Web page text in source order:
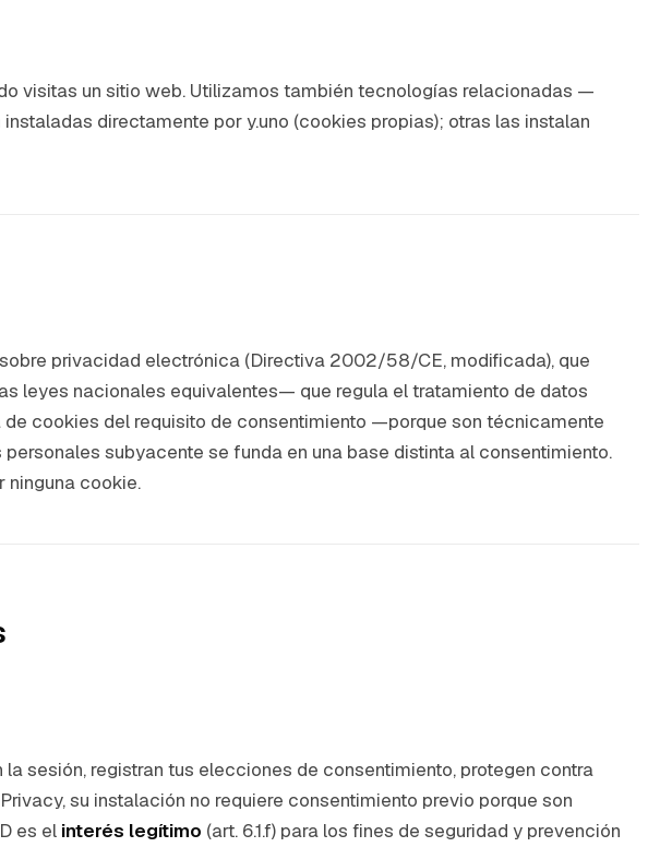
visitas un sitio web. Utilizamos también tecnologías relacionadas —
directamente por y.uno (cookies propias); otras las instalan
privacidad electrónica (Directiva 2002/58/CE, modificada), que
leyes nacionales equivalentes— que regula el tratamiento de datos
cookies del requisito de consentimiento —porque son técnicamente
subyacente se funda en una base distinta al consentimiento.
ninguna cookie.
sesión, registran tus elecciones de consentimiento, protegen contra
su instalación no requiere consentimiento previo porque son
es el interés legítimo (art. 6.1.f) para los fines de seguridad y prevención